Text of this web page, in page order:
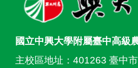
國立中興大學附屬臺中高級
主校區地址： 401263 臺中